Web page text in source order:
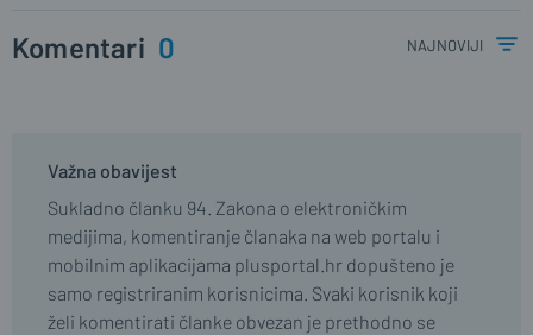
Komentari 0 najnoviji
Važna obavijest
Sukladno članku 94. Zakona o elektroničkim
medijima, komentiranje članaka na web portalu i
mobilnim aplikacijama plusportal.hr dopušteno je
samo registriranim korisnicima. Svaki korisnik koji
želi komentirati članke obvezan je prethodno se